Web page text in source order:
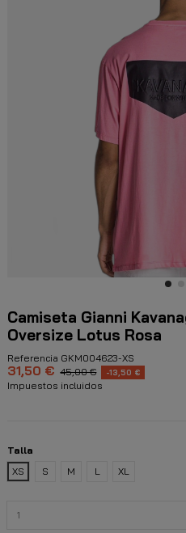
Camiseta Gianni
Oversize Lotus Rosa
Referencia GKM004623-XS
31,50 € 45,00 € -13,50 €
Impuestos incluidos
Talla
XS
S M L XL